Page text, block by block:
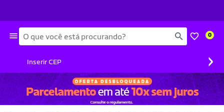
Busca 0
Inserir CEP ›